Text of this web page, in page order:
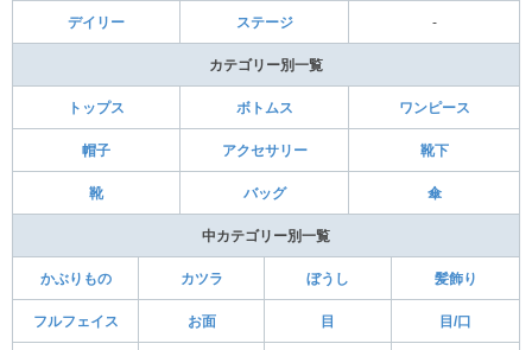
デイリー ステージ -
カテゴリー別一覧
トップス ボトムス ワンピース
帽子 アクセサリー 靴下
靴 バッグ 傘
中カテゴリー別一覧
かぶりもの カツラ ぼうし 髪飾り
フルフェイス お面 目 目/口